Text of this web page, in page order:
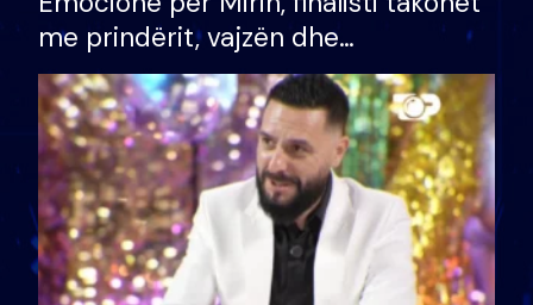
me prindërit, vajzën dhe
bashkëshorten: S’kemi ndonjë letër
divorci apo jo?